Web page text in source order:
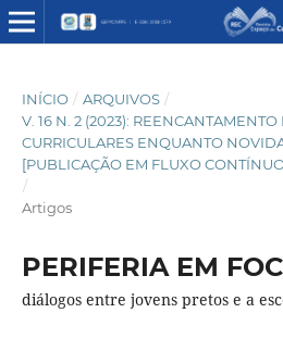
INÍCIO / ARQUIVOS /
V. 16 N. 2 (2023):
CURRICULARES ENQUANTO
[PUBLICAÇÃO EM FLUXO
/
Artigos
PERIFERIA EM
diálogos entre jovens pretos e a